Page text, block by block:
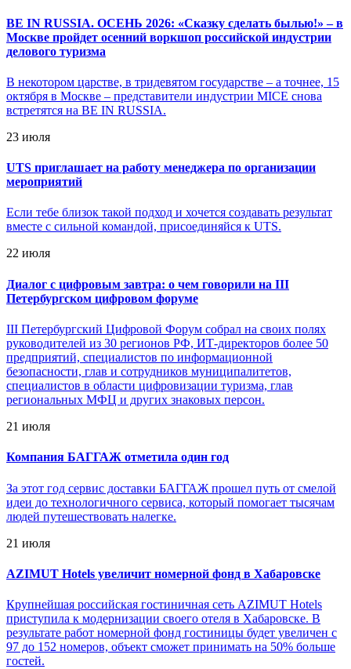
BE IN RUSSIA. ОСЕНЬ 2026: «Сказку сделать былью!» – в
Москве пройдет осенний воркшоп российской индустрии
делового туризма
В некотором царстве, в тридевятом государстве – а точнее, 15
октября в Москве – представители индустрии MICE снова
встретятся на BE IN RUSSIA.
23 июля
UTS приглашает на работу менеджера по организации
мероприятий
Если тебе близок такой подход и хочется создавать результат
вместе с сильной командой, присоединяйся к UTS.
22 июля
Диалог с цифровым завтра: о чем говорили на III
Петербургском цифровом форуме
III Петербургский Цифровой Форум собрал на своих полях
руководителей из 30 регионов РФ, ИТ-директоров более 50
предприятий, специалистов по информационной
безопасности, глав и сотрудников муниципалитетов,
специалистов в области цифровизации туризма, глав
региональных МФЦ и других знаковых персон.
21 июля
Компания БАГГАЖ отметила один год
За этот год сервис доставки БАГГАЖ прошел путь от смелой
идеи до технологичного сервиса, который помогает тысячам
людей путешествовать налегке.
21 июля
AZIMUT Hotels увеличит номерной фонд в Хабаровске
Крупнейшая российская гостиничная сеть AZIMUT Hotels
приступила к модернизации своего отеля в Хабаровске. В
результате работ номерной фонд гостиницы будет увеличен с
97 до 152 номеров, объект сможет принимать на 50% больше
гостей.